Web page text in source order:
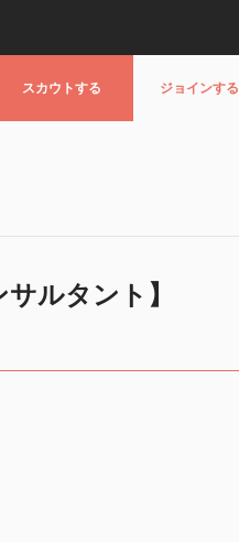
スカウトする ジョインする
ルタント】